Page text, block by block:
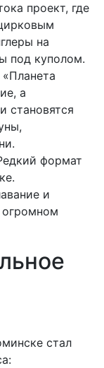
проект, где
на
под куполом.
а
становятся
формат
и
стал